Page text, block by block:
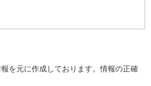
を元に作成しております。情報の正確